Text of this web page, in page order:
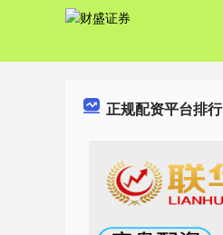
正规配资平台排行